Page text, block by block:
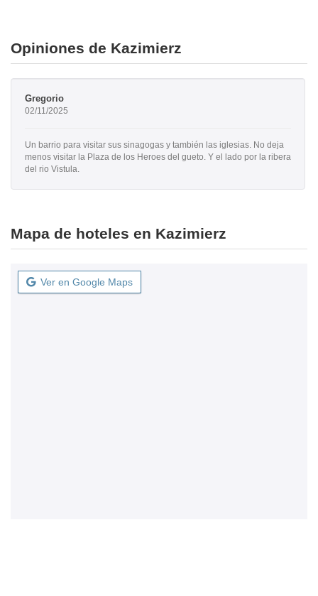
Opiniones de Kazimierz
Gregorio
02/11/2025
Un barrio para visitar sus sinagogas y también las iglesias. No deja
menos visitar la Plaza de los Heroes del gueto. Y el lado por la ribera
del rio Vistula.
Mapa de hoteles en Kazimierz
Ver en Google Maps